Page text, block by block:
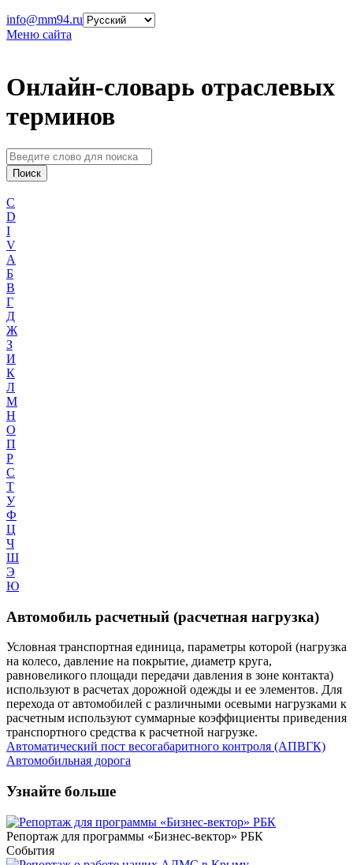
info@mm94.ru
Меню сайта
Онлайн-словарь отраслевых
терминов
C
D
I
V
А
Б
В
Г
Д
Ж
З
И
К
Л
М
Н
О
П
Р
С
Т
У
Ф
Ц
Ч
Ш
Э
Ю
Автомобиль расчетный (расчетная нагрузка)
Условная транспортная единица, параметры которой (нагрузка
на колесо, давление на покрытие, диаметр круга,
равновеликого площади передачи давления в зоне контакта)
используют в расчетах дорожной одежды и ее элементов. Для
перехода от автомобилей с различными осевыми нагрузками к
расчетным используют суммарные коэффициенты приведения
транспортного средства к расчетной нагрузке.
Автоматический пост весогабаритного контроля (АПВГК)
Автомобильная дорога
Узнайте больше
Репортаж для программы «Бизнес-вектор» РБК
События